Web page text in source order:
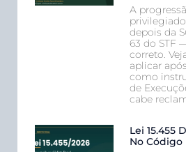
A
depois da
63 do STF
correto.
aplicar
como
de
cabe
Lei 15.455
No Código